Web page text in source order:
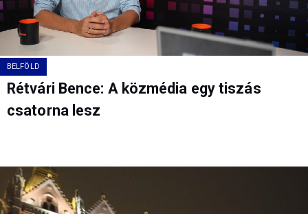
BELFÖLD
Rétvári Bence: A közmédia egy tiszás
csatorna lesz